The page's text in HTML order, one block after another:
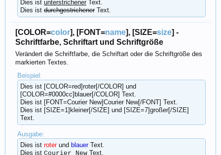
Dies ist unterstrichenerText.
Dies istdurchgestrichenerText.
[COLOR=color], [FONT=name], [SIZE=size] -
Schriftfarbe, Schriftart und Schriftgröße
Verändert die Schriftfarbe, die Schriftart oder die Schriftgröße des
markierten Textes.
Beispiel:
Dies ist [COLOR=red]roter[/COLOR] und
[COLOR=#0000cc]blauer[/COLOR] Text.
Dies ist [FONT=Courier New]Courier New[/FONT] Text.
Dies ist [SIZE=1]kleiner[/SIZE] und [SIZE=7]großer[/SIZE]
Text.
Ausgabe:
Dies ist roterund blauerText.
Dies ist Courier NewText.